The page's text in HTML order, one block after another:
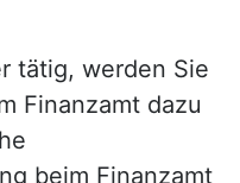
tätig, werden Sie
Finanzamt dazu
beim Finanzamt